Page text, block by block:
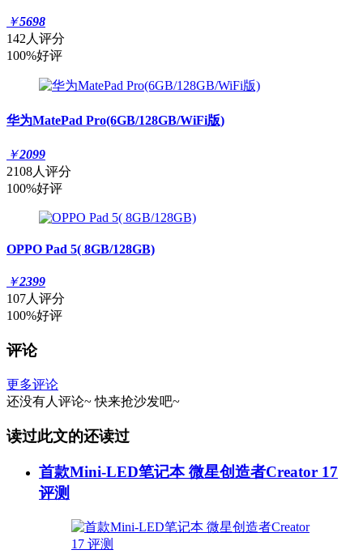
￥5698
142人评分
100%好评
华为MatePad Pro(6GB/128GB/WiFi版)
￥2099
2108人评分
100%好评
OPPO Pad 5( 8GB/128GB)
￥2399
107人评分
100%好评
评论
更多评论
还没有人评论~ 快来抢沙发吧~
读过此文的还读过
首款Mini-LED笔记本 微星创造者Creator 17
评测